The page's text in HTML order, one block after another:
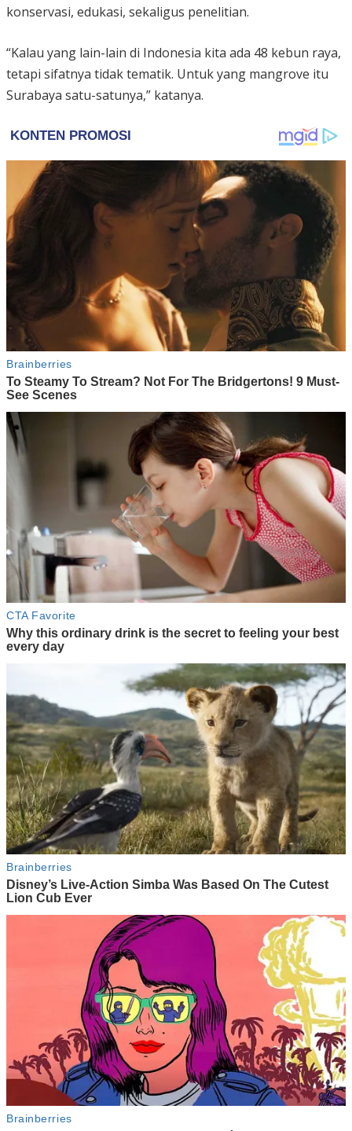
konservasi, edukasi, sekaligus penelitian.
“Kalau yang lain-lain di Indonesia kita ada 48 kebun raya,
tetapi sifatnya tidak tematik. Untuk yang mangrove itu
Surabaya satu-satunya,” katanya.